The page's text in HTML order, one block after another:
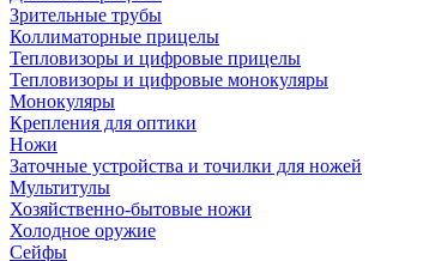
Зрительные трубы
Коллиматорные прицелы
Тепловизоры и цифровые прицелы
Тепловизоры и цифровые монокуляры
Монокуляры
Крепления для оптики
Ножи
Заточные устройства и точилки для ножей
Мультитулы
Хозяйственно-бытовые ножи
Холодное оружие
Сейфы